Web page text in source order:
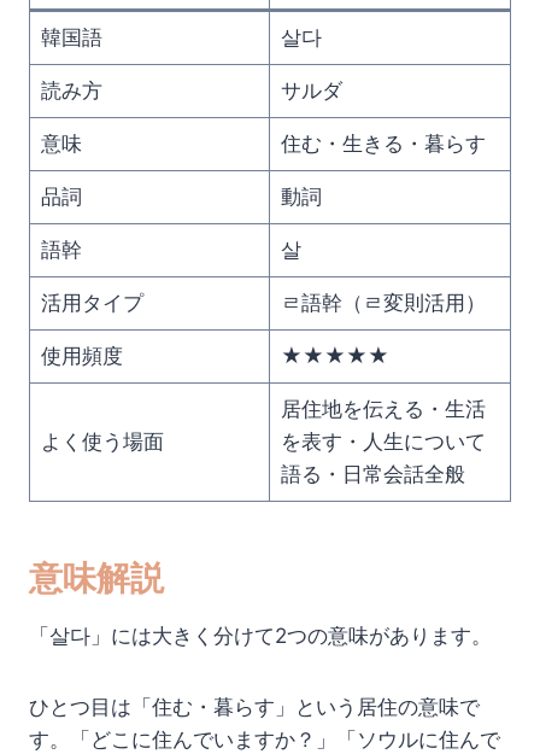
韓国語 살다
読み方 サルダ
意味 住む・生きる・暮らす
品詞 動詞
語幹 살
活用タイプ ㄹ語幹（ㄹ変則活用）
使用頻度 ★★★★★
よく使う場面
居住地を伝える・生活
を表す・人生について
語る・日常会話全般
意味解説
「살다」には大きく分けて2つの意味があります。
ひとつ目は「住む・暮らす」という居住の意味で
す。「どこに住んでいますか？」「ソウルに住んで